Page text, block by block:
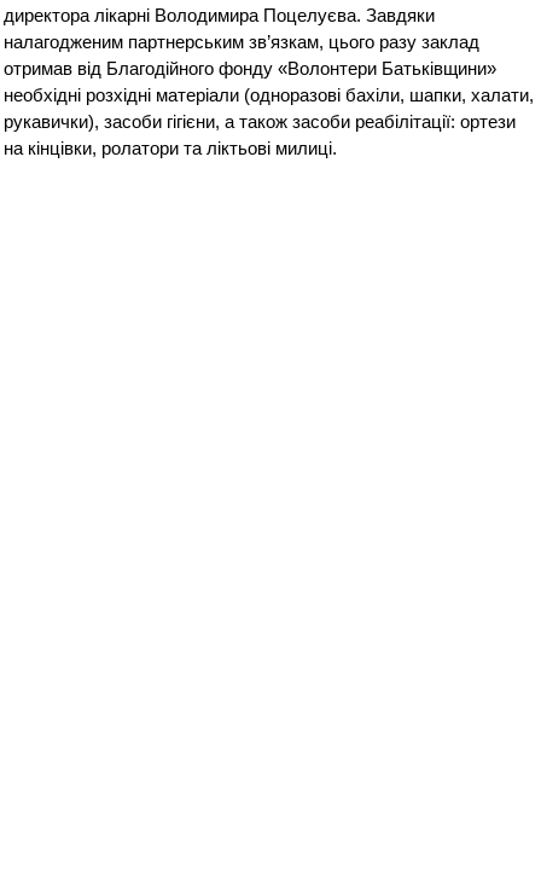
директора лікарні Володимира Поцелуєва. Завдяки
налагодженим партнерським зв’язкам, цього разу заклад
отримав від Благодійного фонду «Волонтери Батьківщини»
необхідні розхідні матеріали (одноразові бахіли, шапки, халати,
рукавички), засоби гігієни, а також засоби реабілітації: ортези
на кінцівки, ролатори та ліктьові милиці.